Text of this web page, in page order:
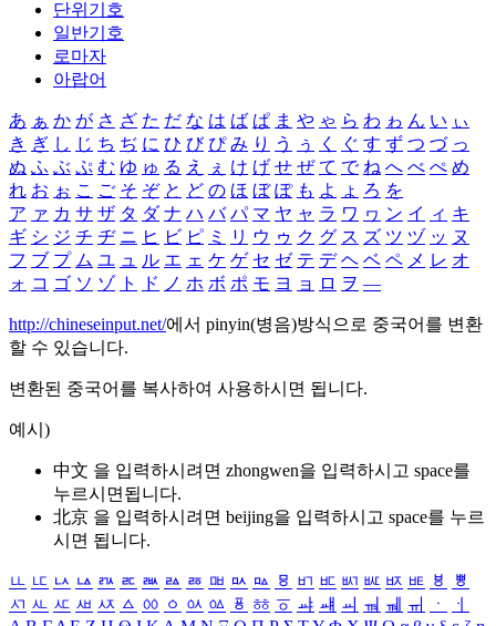
단위기호
일반기호
로마자
아랍어
あ ぁ か が さ ざ た だ な は ば ぱ ま や ゃ ら わ ゎ ん い ぃ
き ぎ し じ ち ぢ に ひ び ぴ み り う ぅ く ぐ す ず つ づ っ
ぬ ふ ぶ ぷ む ゆ ゅ る え ぇ け げ せ ぜ て で ね へ べ ぺ め
れ お ぉ こ ご そ ぞ と ど の ほ ぼ ぽ も よ ょ ろ を
ア ァ カ サ ザ タ ダ ナ ハ バ パ マ ヤ ャ ラ ワ ヮ ン イ ィ キ
ギ シ ジ チ ヂ ニ ヒ ビ ピ ミ リ ウ ゥ ク グ ス ズ ツ ヅ ッ ヌ
フ ブ プ ム ユ ュ ル エ ェ ケ ゲ セ ゼ テ デ ヘ ベ ペ メ レ オ
ォ コ ゴ ソ ゾ ト ド ノ ホ ボ ポ モ ヨ ョ ロ ヲ ―
http://chineseinput.net/에서 pinyin(병음)방식으로 중국어를 변환
할 수 있습니다.
변환된 중국어를 복사하여 사용하시면 됩니다.
예시)
中文 을 입력하시려면 zhongwen을 입력하시고 space를
누르시면됩니다.
北京 을 입력하시려면 beijing을 입력하시고 space를 누르
시면 됩니다.
ㅥ ㅦ ㅧ ㅨ ㅩ ㅪ ㅫ ㅬ ㅭ ㅮ ㅯ ㅰ ㅱ ㅲ ㅳ ㅴ ㅵ ㅶ ㅷ ㅸ
ㅹ
ㅺ ㅻ ㅼ ㅽ ㅾ ㅿ ㆀ ㆁ ㆂ ㆃ ㆄ ㆅ ㆆ ㆇ ㆈ ㆉ ㆊ ㆋ ㆌ ㆍ
ㆎ